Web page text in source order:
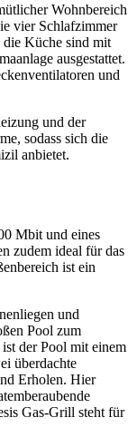
Wohnbereich
vier Schlafzimmer
Küche sind mit
ausgestattet.
und
und der
sodass sich die
anbietet.
Mbit und eines
zudem ideal für das
ist ein
und
Pool zum
der Pool mit einem
überdachte
Erholen. Hier
Gas-Grill steht für